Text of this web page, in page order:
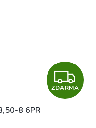
Z
D
ZDARMA
8 6PR